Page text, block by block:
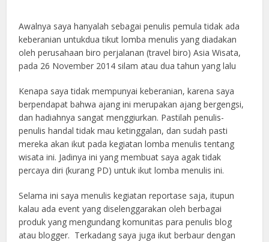
Awalnya saya hanyalah sebagai penulis pemula tidak ada
keberanian untukdua tikut lomba menulis yang diadakan
oleh perusahaan biro perjalanan (travel biro) Asia Wisata,
pada 26 November 2014 silam atau dua tahun yang lalu
Kenapa saya tidak mempunyai keberanian, karena saya
berpendapat bahwa ajang ini merupakan ajang bergengsi,
dan hadiahnya sangat menggiurkan. Pastilah penulis-
penulis handal tidak mau ketinggalan, dan sudah pasti
mereka akan ikut pada kegiatan lomba menulis tentang
wisata ini. Jadinya ini yang membuat saya agak tidak
percaya diri (kurang PD) untuk ikut lomba menulis ini.
Selama ini saya menulis kegiatan reportase saja, itupun
kalau ada event yang diselenggarakan oleh berbagai
produk yang mengundang komunitas para penulis blog
atau blogger. Terkadang saya juga ikut berbaur dengan